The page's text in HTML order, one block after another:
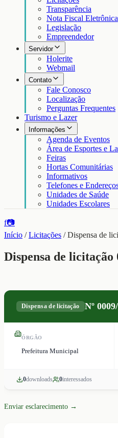
Transparência
Nota Fiscal Eletrônica
Legislação
Empreendedor
Servidor
Holerite
Webmail
Contato
Fale Conosco
Localização
Perguntas Frequentes
Turismo e Lazer
Informações
Agenda de Eventos
Área de Esportes e
Feiras
Hortas Comunitárias
Informativos
Telefones e
Unidades de Saúde
Unidades Escolares
f📷
Início /Licitações /Dispensa de
Dispensa de licitação
Dispensa de licitação Nº
ÓRGÃO
Prefeitura Municipal
0downloads 0interessados
Enviar esclarecimento →